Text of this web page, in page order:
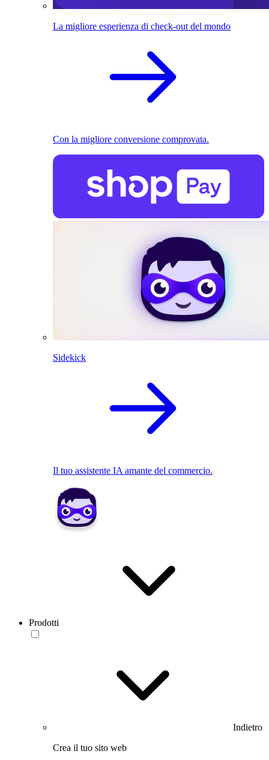
La migliore esperienza di check-out del mondo
Con la migliore conversione comprovata.
Sidekick
Il tuo assistente IA amante del commercio.
Prodotti
Indietro
Crea il tuo sito web